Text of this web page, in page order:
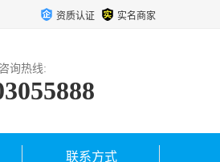
资质认证 实名商家
询热线:
联系方式